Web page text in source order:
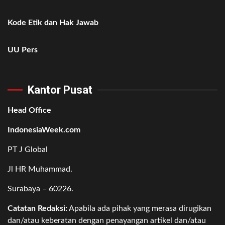
Kode Etik dan Hak Jawab
UU Pers
Kantor Pusat
Head Office
IndonesiaWeek.com
PT J Global
Jl HR Muhammad.
Surabaya – 60226.
Catatan Redaksi:Apabila ada pihak yang merasa dirugikan
dan/atau keberatan dengan penayangan artikel dan/atau